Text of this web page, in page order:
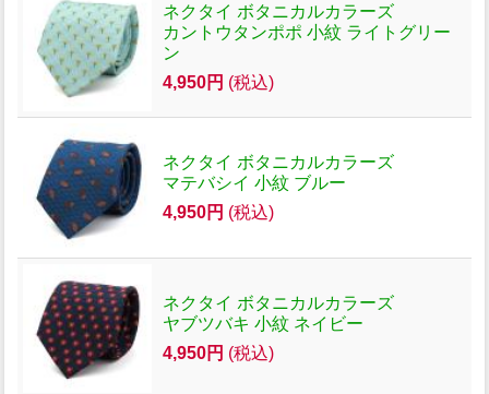
ネクタイ ボタニカルカラーズ
カントウタンポポ 小紋 ライトグリー
ン
4,950円 (税込)
ネクタイ ボタニカルカラーズ
マテバシイ 小紋 ブルー
4,950円 (税込)
ネクタイ ボタニカルカラーズ
ヤブツバキ 小紋 ネイビー
4,950円 (税込)